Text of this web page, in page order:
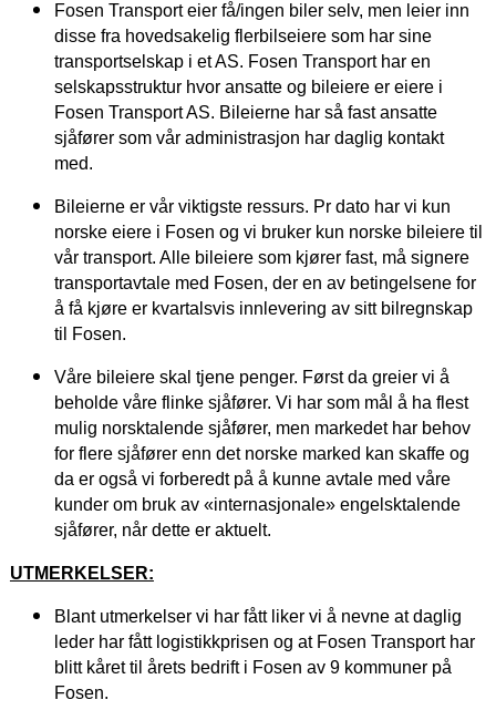
Fosen Transport eier få/ingen biler selv, men leier inn
disse fra hovedsakelig flerbilseiere som har sine
transportselskap i et AS. Fosen Transport har en
selskapsstruktur hvor ansatte og bileiere er eiere i
Fosen Transport AS. Bileierne har så fast ansatte
sjåfører som vår administrasjon har daglig kontakt
med.
Bileierne er vår viktigste ressurs. Pr dato har vi kun
norske eiere i Fosen og vi bruker kun norske bileiere til
vår transport. Alle bileiere som kjører fast, må signere
transportavtale med Fosen, der en av betingelsene for
å få kjøre er kvartalsvis innlevering av sitt bilregnskap
til Fosen.
Våre bileiere skal tjene penger. Først da greier vi å
beholde våre flinke sjåfører. Vi har som mål å ha flest
mulig norsktalende sjåfører, men markedet har behov
for flere sjåfører enn det norske marked kan skaffe og
da er også vi forberedt på å kunne avtale med våre
kunder om bruk av «internasjonale» engelsktalende
sjåfører, når dette er aktuelt.
UTMERKELSER:
Blant utmerkelser vi har fått liker vi å nevne at daglig
leder har fått logistikkprisen og at Fosen Transport har
blitt kåret til årets bedrift i Fosen av 9 kommuner på
Fosen.